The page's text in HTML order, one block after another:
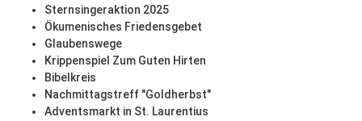
Sternsingeraktion 2025
Ökumenisches Friedensgebet
Glaubenswege
Krippenspiel Zum Guten Hirten
Bibelkreis
Nachmittagstreff "Goldherbst"
Adventsmarkt in St. Laurentius